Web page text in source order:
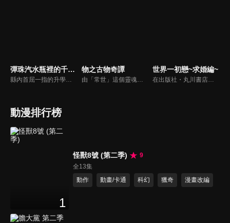
彈珠汽水瓶裡的千歲同學
縣內首屈一指的升學名校・藤志高中就讀的千歲朔。學業、運動、社交能力全都屬於高水準，無論好壞都備受矚目的他身旁，聚集著人人稱羨的華麗夥伴們。在新的班級迎來的二年級春天。朔被拜託去矯正一名隱居家中的學生——。以福井為舞台編織而成，無限湛藍、無限耀眼，情感澎湃的青春物語！
物之古物奇譚
由「常世」這個靈魂所處的世界迷途來到現世的靈魂被稱為「稀人」，藉由附著在古老器物上而獲得身體，這個狀態人稱「付喪神」。過去岐兵馬的兄姐遭到付喪神所殺害，讓他恨之入骨。爺爺為了矯正他的心態，安排他前往長月家暫住；然而長月家的人卻跟付喪神共同生活，兵馬要如何調整心態跟自己痛恨的對象相處呢？
世界一初戀~求婚編~
在出版社・丸川書店綠寶石編輯部上班，負責少女漫畫的編輯・小野寺律，是「初戀情人」同時也是「前戀人」的主編・高野政宗的部下，他每天都在戀愛與工作中一點一點地成長著。某一天，其他部門的員工舉辦婚禮，並邀請了律在內的所有綠寶石編輯部的成員參加二次會…？
動漫排行榜
1
怪獸8號 (第二季)
9
全13集
動作
動畫/卡通 科幻 獵奇 漫畫改編